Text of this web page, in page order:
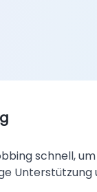
schnell, um
Unterstützung